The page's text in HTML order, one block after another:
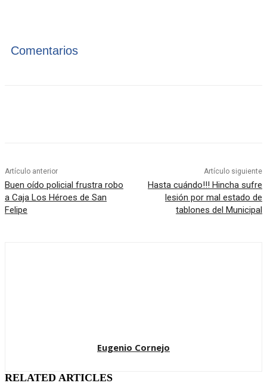
Comentarios
Artículo anterior
Buen oído policial frustra robo
a Caja Los Héroes de San
Felipe
Artículo siguiente
Hasta cuándo!!! Hincha sufre
lesión por mal estado de
tablones del Municipal
Eugenio Cornejo
RELATED ARTICLES